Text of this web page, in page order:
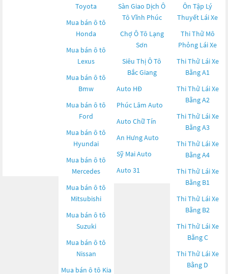
Toyota
Mua bán ô tô
Honda
Mua bán ô tô
Lexus
Mua bán ô tô
Bmw
Mua bán ô tô
Ford
Mua bán ô tô
Hyundai
Mua bán ô tô
Mercedes
Mua bán ô tô
Mitsubishi
Mua bán ô tô
Suzuki
Mua bán ô tô
Nissan
Mua bán ô tô Kia
Sàn Giao Dịch Ô
Tô Vĩnh Phúc
Chợ Ô Tô Lạng
Sơn
Siêu Thị Ô Tô
Bắc Giang
Auto HĐ
Phúc Lâm Auto
Auto Chữ Tín
An Hưng Auto
Sỹ Mai Auto
Auto 31
Ôn Tập Lý
Thuyết Lái Xe
Thi Thử Mô
Phỏng Lái Xe
Thi Thử Lái Xe
Bằng A1
Thi Thử Lái Xe
Bằng A2
Thi Thử Lái Xe
Bằng A3
Thi Thử Lái Xe
Bằng A4
Thi Thử Lái Xe
Bằng B1
Thi Thử Lái Xe
Bằng B2
Thi Thử Lái Xe
Bằng C
Thi Thử Lái Xe
Bằng D